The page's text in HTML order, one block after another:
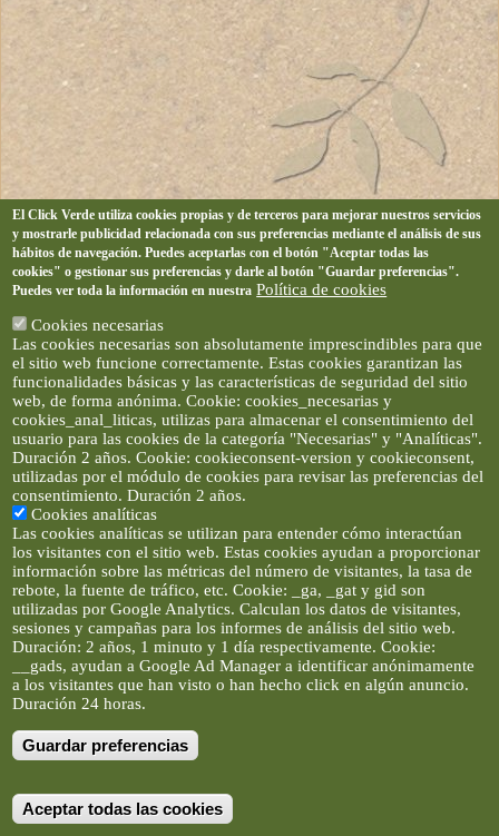
Artículos e imágenes son propiedad de elclickverde ©. No se
permite la difusión de los textos ni imágenes sin permiso de
contenido de este portal. (Ver
El Click Verde utiliza cookies propias y de terceros para mejorar nuestros servicios
y mostrarle publicidad relacionada con sus preferencias mediante el análisis de sus
hábitos de navegación. Puedes aceptarlas con el botón "Aceptar todas las
cookies" o gestionar sus preferencias y darle al botón "Guardar preferencias".
Puedes ver toda la información en nuestra Política de cookies
Cookies necesarias
Las cookies necesarias son absolutamente imprescindibles para que
el sitio web funcione correctamente. Estas cookies garantizan las
funcionalidades básicas y las características de seguridad del sitio
web, de forma anónima. Cookie: cookies_necesarias y
cookies_anal_liticas, utilizas para almacenar el consentimiento del
usuario para las cookies de la categoría "Necesarias" y "Analíticas".
Duración 2 años. Cookie: cookieconsent-version y cookieconsent,
utilizadas por el módulo de cookies para revisar las preferencias del
consentimiento. Duración 2 años.
Cookies analíticas
Las cookies analíticas se utilizan para entender cómo interactúan
los visitantes con el sitio web. Estas cookies ayudan a proporcionar
información sobre las métricas del número de visitantes, la tasa de
rebote, la fuente de tráfico, etc. Cookie: _ga, _gat y gid son
utilizadas por Google Analytics. Calculan los datos de visitantes,
sesiones y campañas para los informes de análisis del sitio web.
Duración: 2 años, 1 minuto y 1 día respectivamente. Cookie:
__gads, ayudan a Google Ad Manager a identificar anónimamente
a los visitantes que han visto o han hecho click en algún anuncio.
Duración 24 horas.
Guardar preferencias
Aceptar todas las cookies